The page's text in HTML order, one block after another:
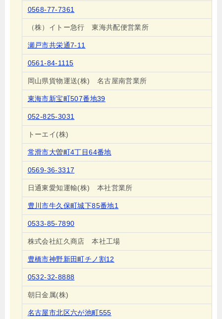
0568-77-7361
（株）イトー急行 東海共配便営業所
瀬戸市共栄通7-11
0561-84-1115
岡山県貨物運送(株) 名古屋南営業所
東海市新宝町507番地39
052-825-3031
トーエイ(株)
常滑市大曽町4丁目64番地
0569-36-3317
日通東愛知運輸(株) 本社営業所
豊川市牛久保町城下85番地1
0533-85-7890
株式会社紅久商店 本社工場
豊橋市神野新田町チノ割12
0532-32-8888
朝日金属(株)
名古屋市北区六が池町555